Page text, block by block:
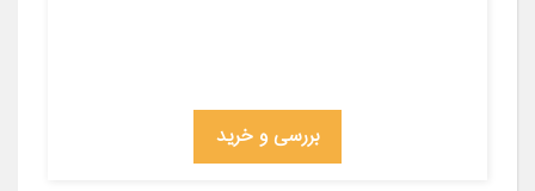
بررسی و خرید